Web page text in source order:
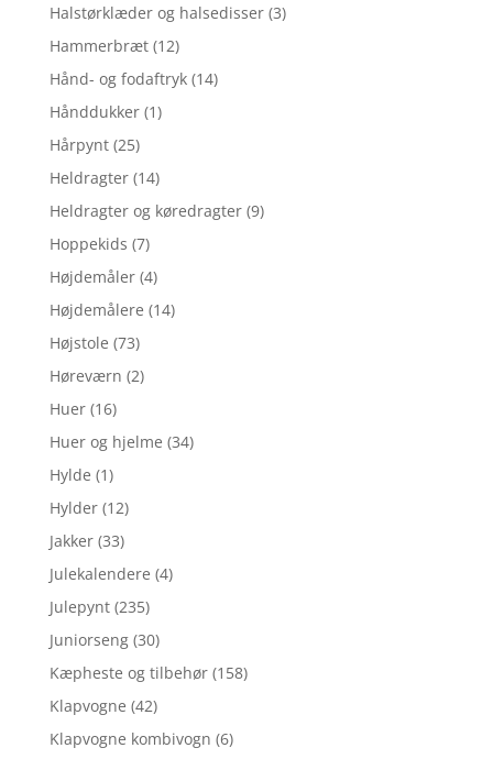
Halstørklæder og halsedisser (3)
Hammerbræt (12)
Hånd- og fodaftryk (14)
Hånddukker (1)
Hårpynt (25)
Heldragter (14)
Heldragter og køredragter (9)
Hoppekids (7)
Højdemåler (4)
Højdemålere (14)
Højstole (73)
Høreværn (2)
Huer (16)
Huer og hjelme (34)
Hylde (1)
Hylder (12)
Jakker (33)
Julekalendere (4)
Julepynt (235)
Juniorseng (30)
Kæpheste og tilbehør (158)
Klapvogne (42)
Klapvogne kombivogn (6)